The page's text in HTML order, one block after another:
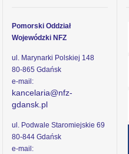
Pomorski Oddział
Wojewódzki NFZ
ul. Marynarki Polskiej 148
80-865 Gdańsk
e-mail:
kancelaria@nfz-
gdansk.pl
ul. Podwale Staromiejskie 69
80-844 Gdańsk
e-mail: